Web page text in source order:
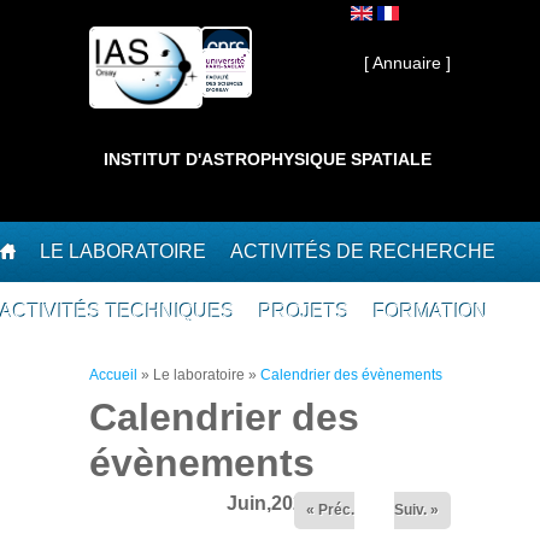
Interne ]
[ Annuaire ]
INSTITUT D'ASTROPHYSIQUE SPATIALE
LE LABORATOIRE ACTIVITÉS DE RECHERCHE
ACTIVITÉS TECHNIQUES PROJETS FORMATION
Vous êtes ici
Accueil » Le laboratoire » Calendrier des évènements
Calendrier des
évènements
Juin,2026« Préc. Suiv. »